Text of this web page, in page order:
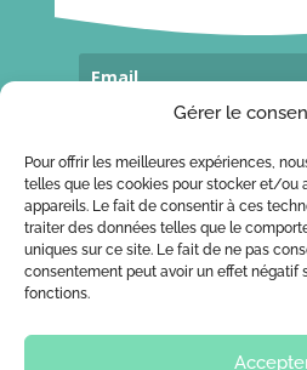
Gérer le
Pour offrir les meilleures expériences,
telles que les cookies pour stocker et/ou
appareils. Le fait de consentir à ces
traiter des données telles que le
uniques sur ce site. Le fait de ne pas
consentement peut avoir un effet négatif
fonctions.
CONTACT
Ecrivez-moi!